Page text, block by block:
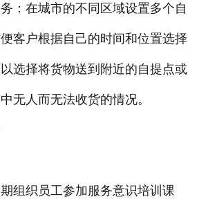
：在城市的不同区域设置多个自
客户根据自己的时间和位置选择
选择将货物送到附近的自提点或
无人而无法收货的情况。
组织员工参加服务意识培训课